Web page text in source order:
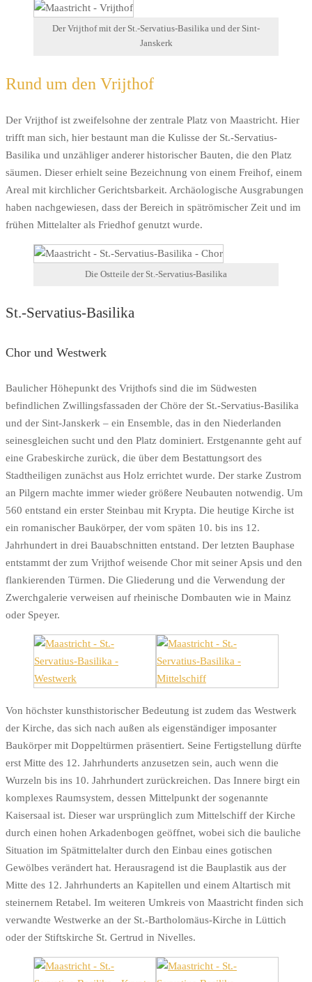
Der Vrijthof mit der St.-Servatius-Basilika und der Sint-
Janskerk
Rund um den Vrijthof
Der Vrijthof ist zweifelsohne der zentrale Platz von Maastricht. Hier
trifft man sich, hier bestaunt man die Kulisse der St.-Servatius-
Basilika und unzähliger anderer historischer Bauten, die den Platz
säumen. Dieser erhielt seine Bezeichnung von einem Freihof, einem
Areal mit kirchlicher Gerichtsbarkeit. Archäologische Ausgrabungen
haben nachgewiesen, dass der Bereich in spätrömischer Zeit und im
frühen Mittelalter als Friedhof genutzt wurde.
Die Ostteile der St.-Servatius-Basilika
St.-Servatius-Basilika
Chor und Westwerk
Baulicher Höhepunkt des Vrijthofs sind die im Südwesten
befindlichen Zwillingsfassaden der Chöre der St.-Servatius-Basilika
und der Sint-Janskerk – ein Ensemble, das in den Niederlanden
seinesgleichen sucht und den Platz dominiert. Erstgenannte geht auf
eine Grabeskirche zurück, die über dem Bestattungsort des
Stadtheiligen zunächst aus Holz errichtet wurde. Der starke Zustrom
an Pilgern machte immer wieder größere Neubauten notwendig. Um
560 entstand ein erster Steinbau mit Krypta. Die heutige Kirche ist
ein romanischer Baukörper, der vom späten 10. bis ins 12.
Jahrhundert in drei Bauabschnitten entstand. Der letzten Bauphase
entstammt der zum Vrijthof weisende Chor mit seiner Apsis und den
flankierenden Türmen. Die Gliederung und die Verwendung der
Zwerchgalerie verweisen auf rheinische Dombauten wie in Mainz
oder Speyer.
Von höchster kunsthistorischer Bedeutung ist zudem das Westwerk
der Kirche, das sich nach außen als eigenständiger imposanter
Baukörper mit Doppeltürmen präsentiert. Seine Fertigstellung dürfte
erst Mitte des 12. Jahrhunderts anzusetzen sein, auch wenn die
Wurzeln bis ins 10. Jahrhundert zurückreichen. Das Innere birgt ein
komplexes Raumsystem, dessen Mittelpunkt der sogenannte
Kaisersaal ist. Dieser war ursprünglich zum Mittelschiff der Kirche
durch einen hohen Arkadenbogen geöffnet, wobei sich die bauliche
Situation im Spätmittelalter durch den Einbau eines gotischen
Gewölbes verändert hat. Herausragend ist die Bauplastik aus der
Mitte des 12. Jahrhunderts an Kapitellen und einem Altartisch mit
steinernem Retabel. Im weiteren Umkreis von Maastricht finden sich
verwandte Westwerke an der St.-Bartholomäus-Kirche in Lüttich
oder der Stiftskirche St. Gertrud in Nivelles.